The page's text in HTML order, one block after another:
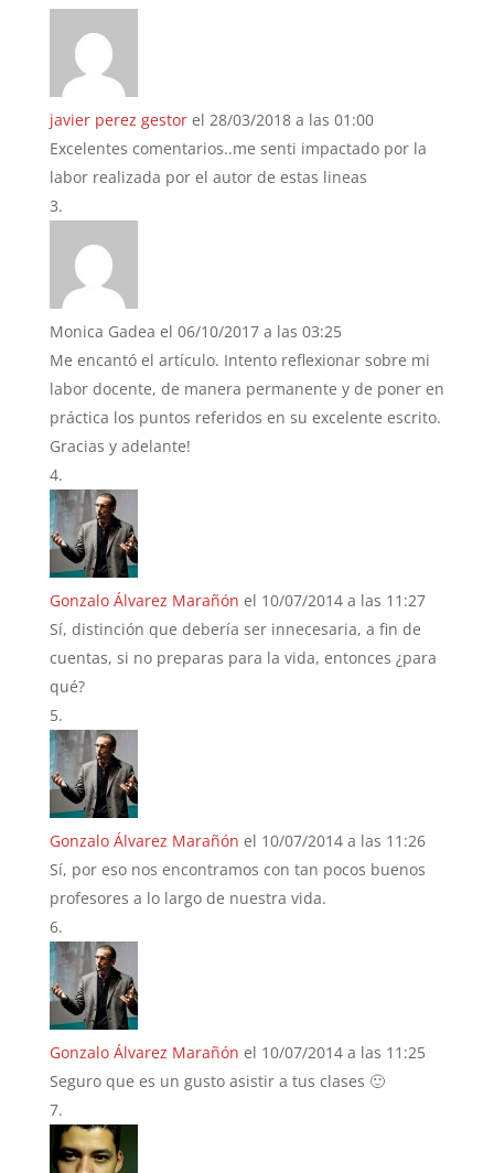
javier perez gestor el 28/03/2018 a las 01:00
Excelentes comentarios..me senti impactado por la
labor realizada por el autor de estas lineas
Monica Gadea el 06/10/2017 a las 03:25
Me encantó el artículo. Intento reflexionar sobre mi
labor docente, de manera permanente y de poner en
práctica los puntos referidos en su excelente escrito.
Gracias y adelante!
Gonzalo Álvarez Marañón el 10/07/2014 a las 11:27
Sí, distinción que debería ser innecesaria, a fin de
cuentas, si no preparas para la vida, entonces ¿para
qué?
Gonzalo Álvarez Marañón el 10/07/2014 a las 11:26
Sí, por eso nos encontramos con tan pocos buenos
profesores a lo largo de nuestra vida.
Gonzalo Álvarez Marañón el 10/07/2014 a las 11:25
Seguro que es un gusto asistir a tus clases 🙂